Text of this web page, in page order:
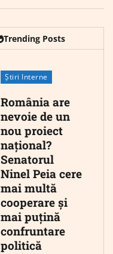
Trending Posts
Știri Interne
România are
nevoie de un
nou proiect
național?
Senatorul
Ninel Peia cere
mai multă
cooperare și
mai puțină
confruntare
politică